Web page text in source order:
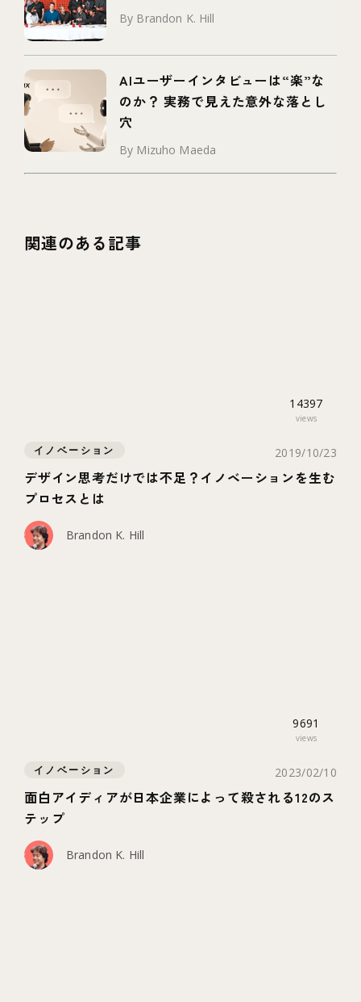
By Brandon K. Hill
AIユーザーインタビューは“楽”な
のか？ 実務で見えた意外な落とし
穴
By Mizuho Maeda
関連のある記事
14397
views
イノベーション 2019/10/23
デザイン思考だけでは不足？イノベーションを生む
プロセスとは
Brandon K. Hill
9691
views
イノベーション 2023/02/10
面白アイディアが日本企業によって殺される12のス
テップ
Brandon K. Hill